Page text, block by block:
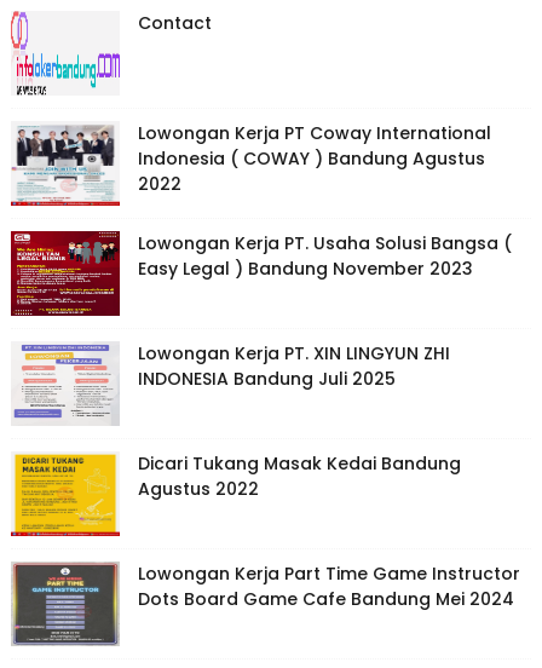
Contact
Lowongan Kerja PT Coway International
Indonesia ( COWAY ) Bandung Agustus
2022
Lowongan Kerja PT. Usaha Solusi Bangsa (
Easy Legal ) Bandung November 2023
Lowongan Kerja PT. XIN LINGYUN ZHI
INDONESIA Bandung Juli 2025
Dicari Tukang Masak Kedai Bandung
Agustus 2022
Lowongan Kerja Part Time Game Instructor
Dots Board Game Cafe Bandung Mei 2024